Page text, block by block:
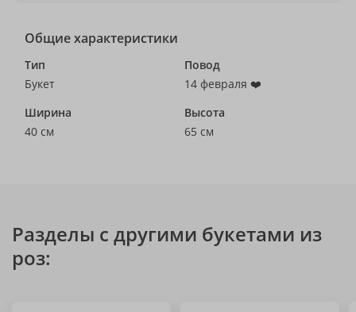
Общие характеристики
Тип
Букет
Повод
14 февраля ❤️
Ширина
40 см
Высота
65 см
Разделы с другими букетами из
роз: